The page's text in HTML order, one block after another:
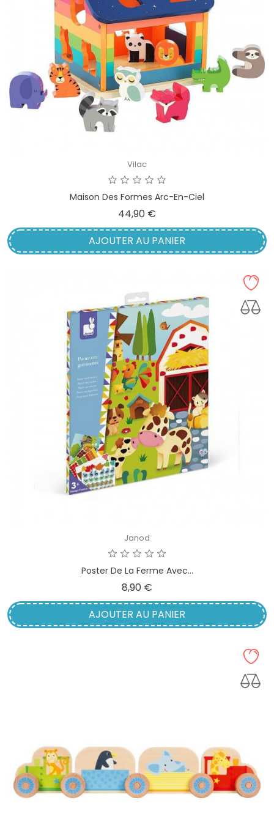
Vilac
Maison Des Formes Arc-En-Ciel
44,90 €
AJOUTER AU PANIER
Janod
Poster De La Ferme Avec...
8,90 €
AJOUTER AU PANIER